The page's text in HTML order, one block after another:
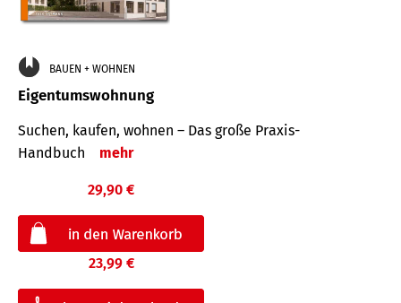
BAUEN + WOHNEN
Eigentumswohnung
Suchen, kaufen, wohnen – Das große Praxis-
Handbuch
mehr
29,90 €
23,99 €